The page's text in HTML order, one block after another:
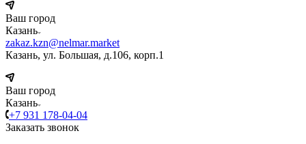
Ваш город
Казань
zakaz.kzn@nelmar.market
Казань, ул. Большая, д.106, корп.1
Ваш город
Казань
+7 931 178-04-04
Заказать звонок